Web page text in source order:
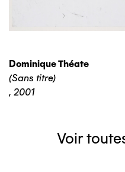
Dominique Théate
(Sans titre)
, 2001
Voir